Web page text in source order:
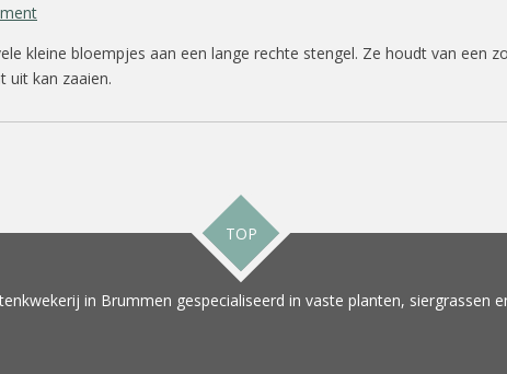
kleine bloempjes aan een lange rechte stengel. Ze houdt van een
uit kan zaaien.
TOP
in Brummen gespecialiseerd in vaste planten, siergrassen